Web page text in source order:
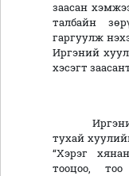
заасан
талбайн
гаргуулж
Иргэний
хэсэгт
Иргэний
тухай
“Хэрэг
тооцоо,